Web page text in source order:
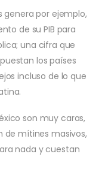
genera por ejemplo,
de su PIB para
una cifra que
los países
incluso de lo que
son muy caras,
de mítines masivos,
nada y cuestan